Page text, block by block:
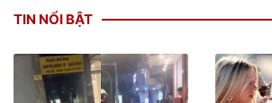
TIN NỔI BẬT